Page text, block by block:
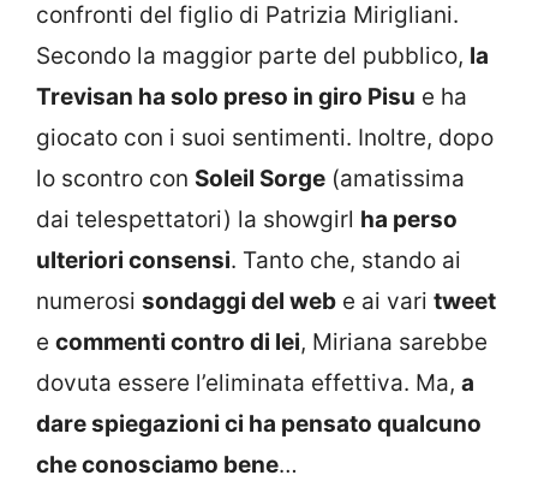
confronti del figlio di Patrizia Mirigliani.
Secondo la maggior parte del pubblico, la
Trevisan ha solo preso in giro Pisu e ha
giocato con i suoi sentimenti. Inoltre, dopo
lo scontro con Soleil Sorge (amatissima
dai telespettatori) la showgirl ha perso
ulteriori consensi. Tanto che, stando ai
numerosi sondaggi del web e ai vari tweet
e commenti contro di lei, Miriana sarebbe
dovuta essere l’eliminata effettiva. Ma, a
dare spiegazioni ci ha pensato qualcuno
che conosciamo bene…